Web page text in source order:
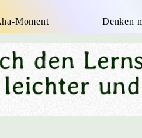
Moment Denken